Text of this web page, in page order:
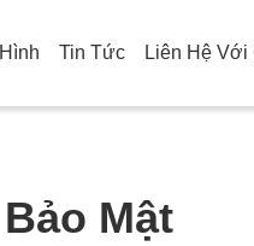
Tin Tức Liên Hệ Với
Mật